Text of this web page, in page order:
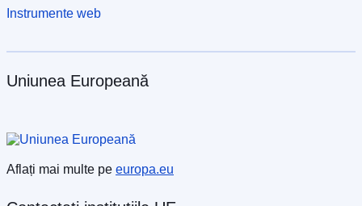
Instrumente web
Uniunea Europeană
Aflați mai multe pe europa.eu